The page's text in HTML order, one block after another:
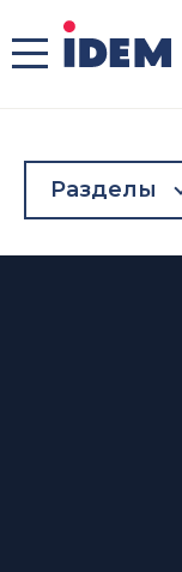
Разделы